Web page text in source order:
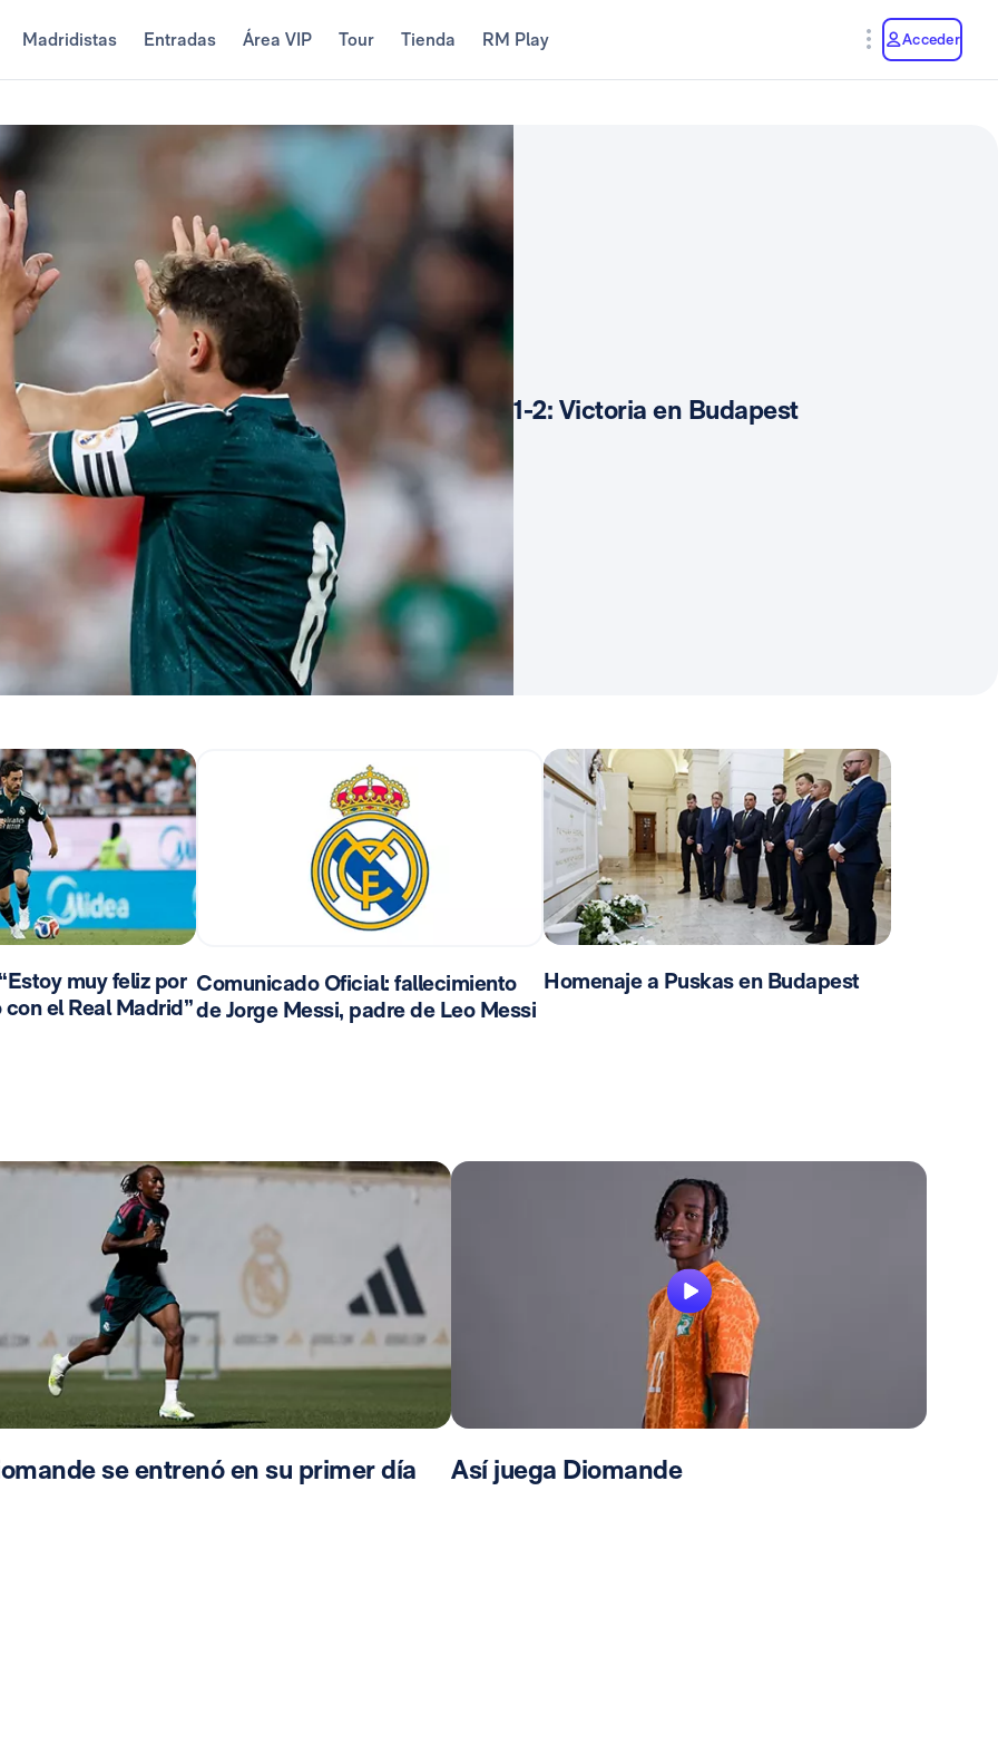
Madridistas Entradas Área VIP Tour Tienda RM Play Acceder
1-2: Victoria en Budapest
muy feliz por
el Real Madrid”
Comunicado Oficial: fallecimiento
de Jorge Messi, padre de Leo Messi
Homenaje a Puskas en Budapest
se entrenó en su primer día Así juega Diomande